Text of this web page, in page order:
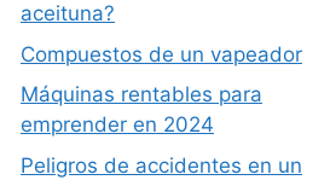
aceituna?
Compuestos de un vapeador
Máquinas rentables para
emprender en 2024
Peligros de accidentes en un